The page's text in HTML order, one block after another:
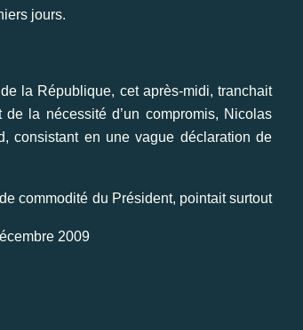
jours.
la République, cet après-midi, tranchait
la nécessité d’un compromis, Nicolas
consistant en une vague déclaration de
commodité du Président, pointait surtout
2009